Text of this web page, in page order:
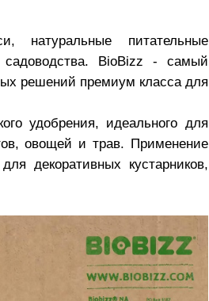
натуральные питательные
садоводства. BioBizz - самый
решений премиум класса для
удобрения, идеального для
овощей и трав. Применение
декоративных кустарников,